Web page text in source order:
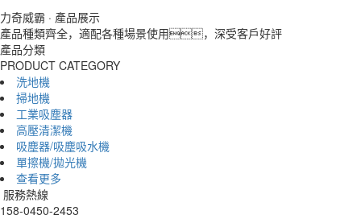
力奇威霸 · 產品展示
產品種類齊全，適配各種場景使用，深受客戶好評
產品分類
PRODUCT CATEGORY
洗地機
掃地機
工業吸塵器
高壓清潔機
吸塵器/吸塵吸水機
單擦機/拋光機
查看更多
服務熱線
158-0450-2453